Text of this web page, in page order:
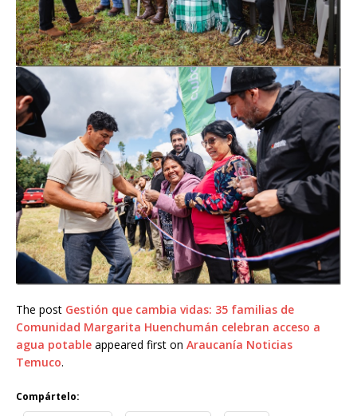
The post Gestión que cambia vidas: 35 familias de
Comunidad Margarita Huenchumán celebran acceso a
agua potable appeared first on Araucanía Noticias
Temuco.
Compártelo: